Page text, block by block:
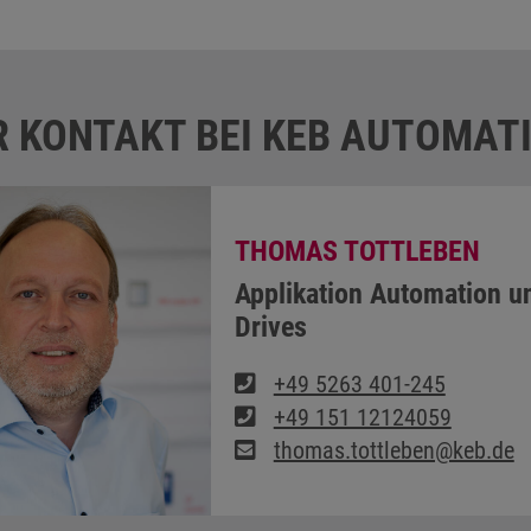
KONTAKT BEI KEB
THOMAS TOTTLEBEN
Applikation Automation
Drives
+49 5263 401-245
+49 151 12124059
thomas.tottleben@keb.de